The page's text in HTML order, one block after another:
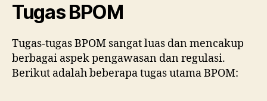
Tugas BPOM
Tugas-tugas BPOM sangat luas dan mencakup
berbagai aspek pengawasan dan regulasi.
Berikut adalah beberapa tugas utama BPOM: